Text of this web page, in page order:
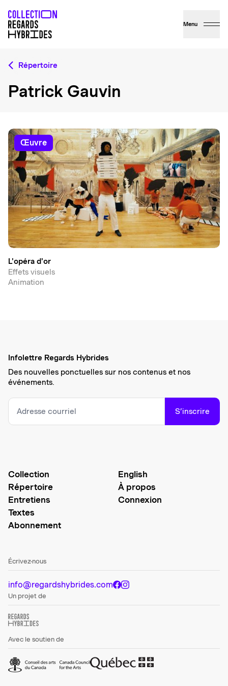
Menu
Répertoire
Patrick Gauvin
œuvre
L'opéra d'or
Effets visuels
Animation
Infolettre Regards Hybrides
Des nouvelles ponctuelles sur nos contenus et nos
événements.
S’inscrire
Collection
Répertoire
Entretiens
Textes
Abonnement
English
À propos
Connexion
Écrivez-nous
info@regardshybrides.com
Un projet de
Avec le soutien de